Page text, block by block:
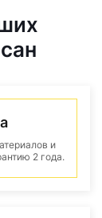
и
2 года.